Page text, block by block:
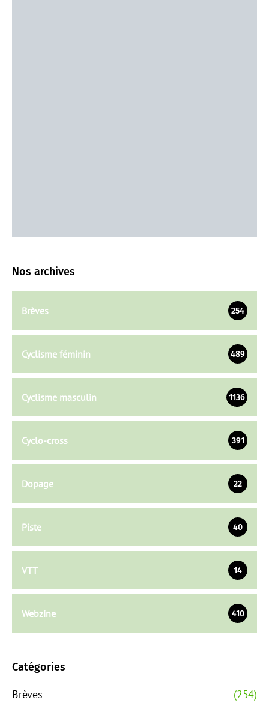
Nos archives
Brèves 254
Cyclisme féminin 489
Cyclisme masculin 1136
Cyclo-cross 391
Dopage 22
Piste 40
VTT 14
Webzine 410
Catégories
Brèves
(254)